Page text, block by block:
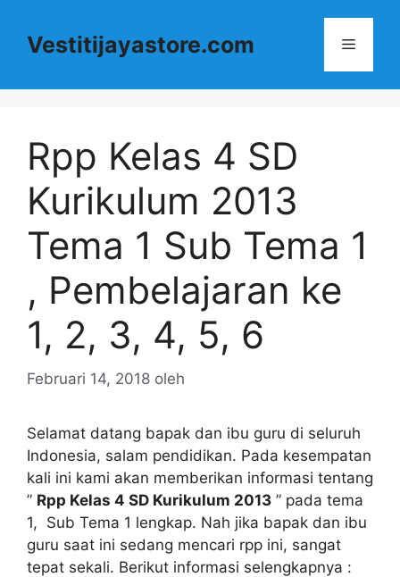
Vestitijayastore.com Menu
Rpp Kelas 4 SD
Kurikulum 2013
Tema 1 Sub Tema 1
, Pembelajaran ke
1, 2, 3, 4, 5, 6
Februari 14, 2018 oleh
Selamat datang bapak dan ibu guru di seluruh
Indonesia, salam pendidikan. Pada kesempatan
kali ini kami akan memberikan informasi tentang
” Rpp Kelas 4 SD Kurikulum 2013 ” pada tema
1, Sub Tema 1 lengkap. Nah jika bapak dan ibu
guru saat ini sedang mencari rpp ini, sangat
tepat sekali. Berikut informasi selengkapnya :